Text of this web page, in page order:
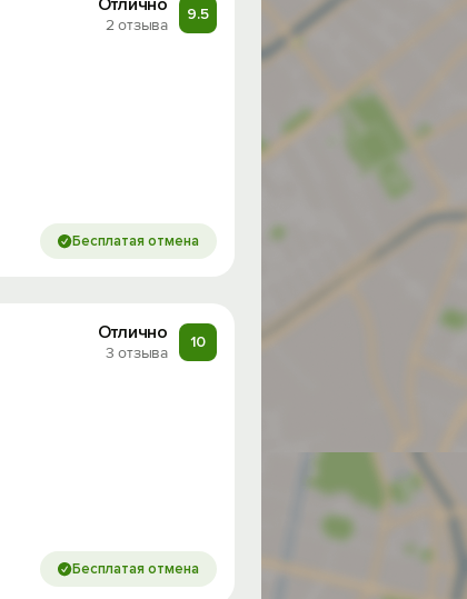
Отлично
2 отзыва
9.5
Бесплатая отмена
Отлично
3 отзыва
10
Бесплатая отмена